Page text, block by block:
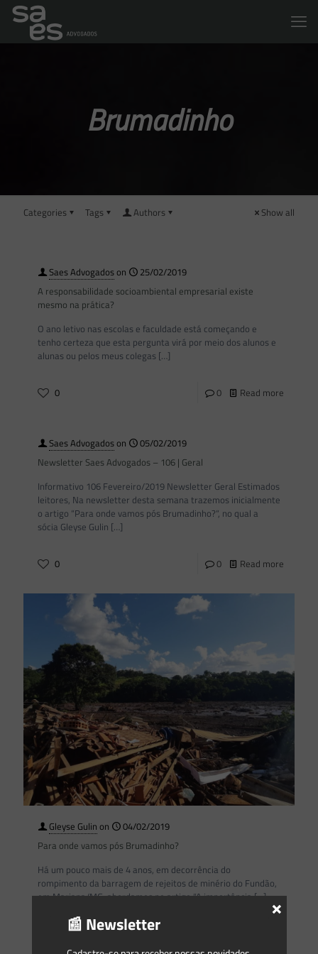
Brumadinho
Categories Tags Authors Show all
Saes Advogadoson
25/02/2019
A responsabilidade socioambiental empresarial existe
mesmo na prática?
O ano letivo nas escolas e faculdade está começando e
tenho certeza que esta pergunta virá por meio dos alunos e
alunas ou pelos meus colegas […]
0 0 Read more
Saes Advogadoson
05/02/2019
Newsletter Saes Advogados – 106 | Geral
Informativo 106 Fevereiro/2019 Newsletter Geral Estimados
leitores, Na newsletter desta semana trazemos inicialmente
o artigo “Para onde vamos pós Brumadinho?“, no qual a
sócia Gleyse Gulin […]
0 0 Read more
Gleyse Gulin on
04/02/2019
Para onde vamos pós Brumadinho?
Há um pouco mais de 4 anos, em decorrência do
rompimento da barragem de rejeitos de minério do Fundão,
em Mariana/MG, abordamos no artigo “A importância[…]
📰 Newsletter
×